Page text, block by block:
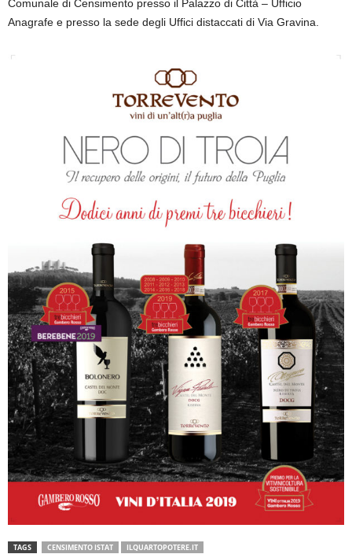
Comunale di Censimento presso il Palazzo di Città – Ufficio
Anagrafe e presso la sede degli Uffici distaccati di Via Gravina.
TAGS CENSIMENTO ISTAT ILQUARTOPOTERE.IT